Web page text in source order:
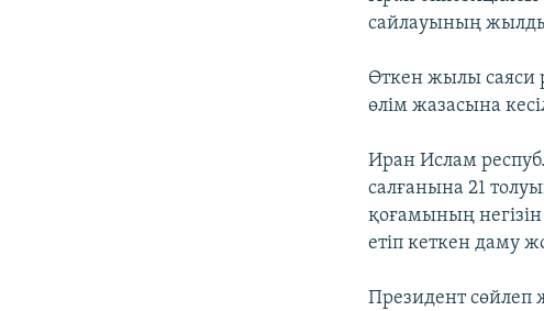
сайлауының
Өткен жылы саяси
өлім жазасына
Иран Ислам
салғанына 21
қоғамының
етіп кеткен даму
Президент сөйлеп